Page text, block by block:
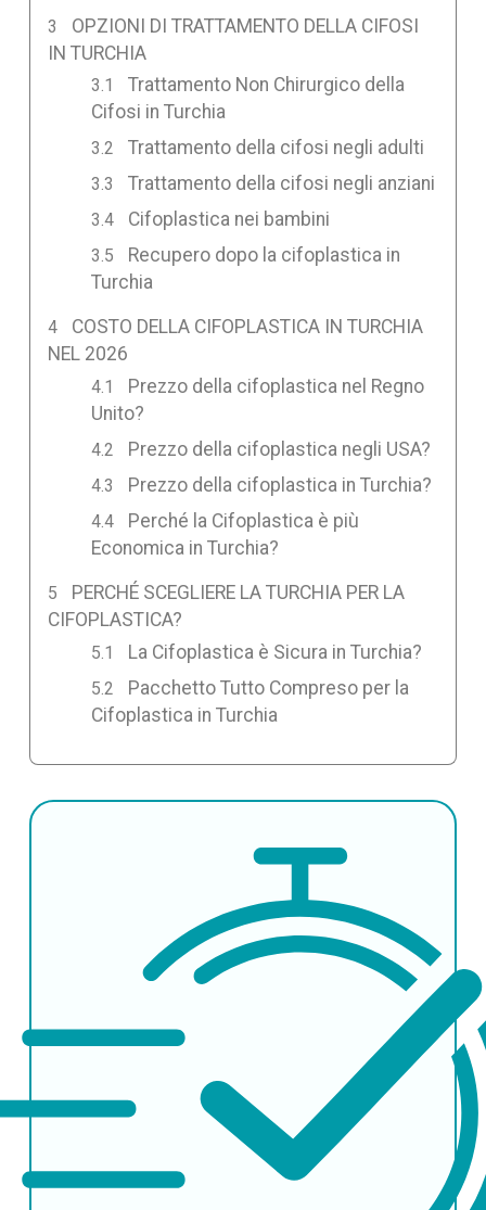
OPZIONI DI TRATTAMENTO DELLA CIFOSI
IN TURCHIA
Trattamento Non Chirurgico della
Cifosi in Turchia
Trattamento della cifosi negli adulti
Trattamento della cifosi negli anziani
Cifoplastica nei bambini
Recupero dopo la cifoplastica in
Turchia
COSTO DELLA CIFOPLASTICA IN TURCHIA
NEL 2026
Prezzo della cifoplastica nel Regno
Unito?
Prezzo della cifoplastica negli USA?
Prezzo della cifoplastica in Turchia?
Perché la Cifoplastica è più
Economica in Turchia?
PERCHÉ SCEGLIERE LA TURCHIA PER LA
CIFOPLASTICA?
La Cifoplastica è Sicura in Turchia?
Pacchetto Tutto Compreso per la
Cifoplastica in Turchia